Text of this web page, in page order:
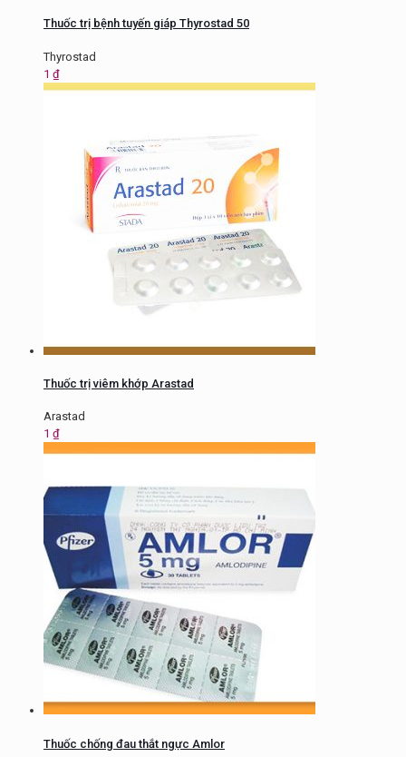
Thuốc trị bệnh tuyến giáp Thyrostad 50
Thyrostad
1 ₫
Thuốc trị viêm khớp Arastad
Arastad
1 ₫
Thuốc chống đau thắt ngực Amlor